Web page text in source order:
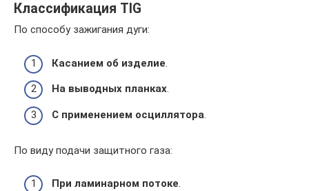
Классификация TIG
По способу зажигания дуги:
Касанием об изделие
На выводных планках.
С применением осциллятора
По виду подачи защитного газа:
При ламинарном потоке.